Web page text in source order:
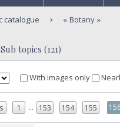
catalogue Botany
Sub topics (121)
With images only
1 ... 153 154 155